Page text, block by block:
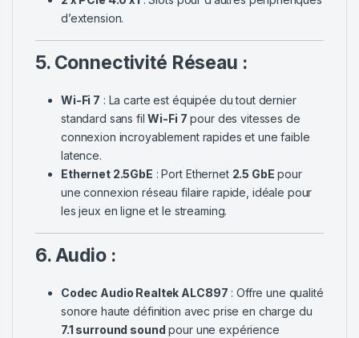
d’extension.
5. Connectivité Réseau :
Wi-Fi 7 : La carte est équipée du tout dernier
standard sans filWi-Fi 7 pour des vitesses de
connexion incroyablement rapides et une faible
latence.
Ethernet 2.5GbE : Port Ethernet 2.5 GbE pour
une connexion réseau filaire rapide, idéale pour
les jeux en ligne et le streaming.
6. Audio :
Codec Audio Realtek ALC897 : Offre une qualité
sonore haute définition avec prise en charge du
7.1 surround sound pour une expérience